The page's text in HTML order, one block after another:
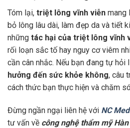
Tóm lại, triệt lông vĩnh viễn mang
bỏ lông lâu dài, làm đẹp da và tiết
những tác hại của triệt lông vĩnh
rối loạn sắc tố hay nguy cơ viêm
cần cân nhắc. Nếu bạn đang tự hỏi
hưởng đến sức khỏe không, câu
cách thức bạn thực hiện và chăm
Đừng ngần ngại liên hệ với NC
tư vấn về công nghệ thẩm mỹ